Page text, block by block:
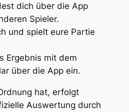
dich über die App
Spieler.
und spielt eure Partie
Ergebnis mit dem
über die App ein.
hat, erfolgt
Auswertung durch